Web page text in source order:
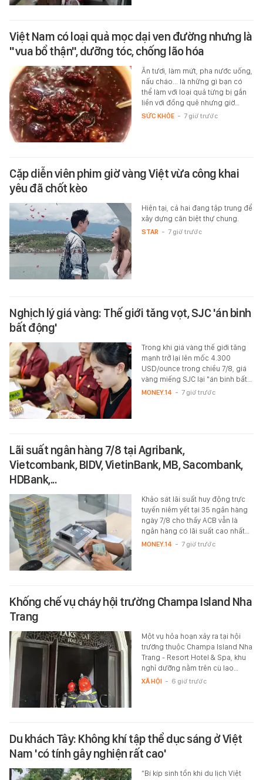
Việt Nam có loại quả mọc dại ven đường nhưng là
"vua bổ thận", dưỡng tóc, chống lão hóa
Ăn tươi, làm mứt, pha nước uống,
nấu cháo... là những gì bạn có
thể làm với loại quả từng bị gắn
liền với đồng quê nhưng giờ…
SỨC KHỎE - 7 giờ trước
Cặp diễn viên phim giờ vàng Việt vừa công khai
yêu đã chốt kèo
Hiện tại, cả hai đang tập trung để
xây dựng căn biệt thự chung.
STAR - 7 giờ trước
Nghịch lý giá vàng: Thế giới tăng vọt, SJC 'án binh
bất động'
Trong khi giá vàng thế giới tăng
mạnh trở lại lên mốc 4.300
USD/ounce trong chiều 7/8, giá
vàng miếng SJC lại "án binh bất…
MONEY.14 - 7 giờ trước
Lãi suất ngân hàng 7/8 tại Agribank,
Vietcombank, BIDV, VietinBank, MB, Sacombank,
HDBank,...
Khảo sát lãi suất huy động trực
tuyến niêm yết tại 35 ngân hàng
ngày 7/8 cho thấy ACB vẫn là
ngân hàng có lãi suất cao nhất…
MONEY.14 - 7 giờ trước
Khống chế vụ cháy hội trường Champa Island Nha
Trang
Một vụ hỏa hoạn xảy ra tại hội
trường thuộc Champa Island Nha
Trang - Resort Hotel & Spa, khu
nghỉ dưỡng nằm trên cù lao…
XÃ HỘI - 6 giờ trước
Du khách Tây: Không khí tập thể dục sáng ở Việt
Nam 'có tính gây nghiện rất cao'
“Bí kíp sinh tồn khi du lịch Việt